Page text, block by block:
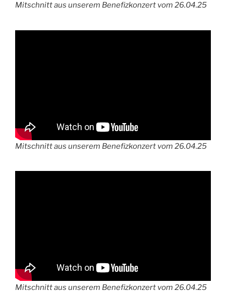
Mitschnitt aus unserem Benefizkonzert vom 26.04.25
Mitschnitt aus unserem Benefizkonzert vom 26.04.25
Mitschnitt aus unserem Benefizkonzert vom 26.04.25